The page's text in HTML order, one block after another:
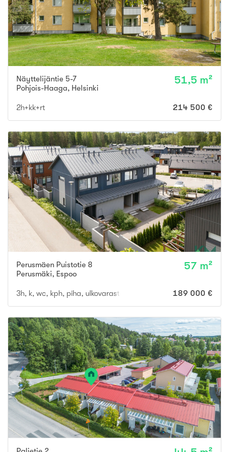
Näyttelijäntie 5-7
Pohjois-Haaga, Helsinki
51,5 m²
2h+kk+rt 214 500 €
Perusmäen Puistotie 8
Perusmäki, Espoo
57 m²
3h, k, wc, kph, piha, ulkovarasto, 189 000 €